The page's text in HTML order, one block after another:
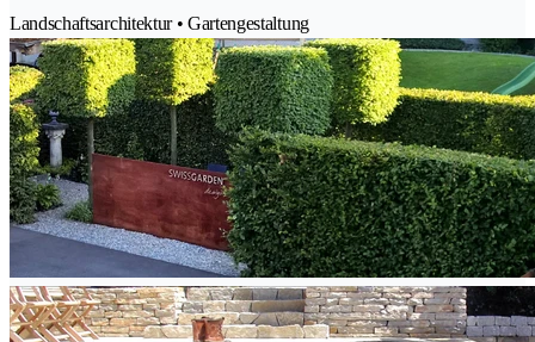
Landschaftsarchitektur • Gartengestaltung